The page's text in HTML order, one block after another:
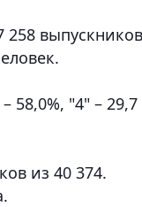
258 выпускников
58,0%, "4" – 29,7
из 40 374.